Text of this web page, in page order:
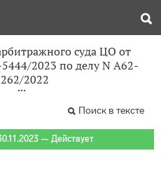
суда ЦО от
2023 по делу N А62-
2022
Поиск в тексте
— Действует